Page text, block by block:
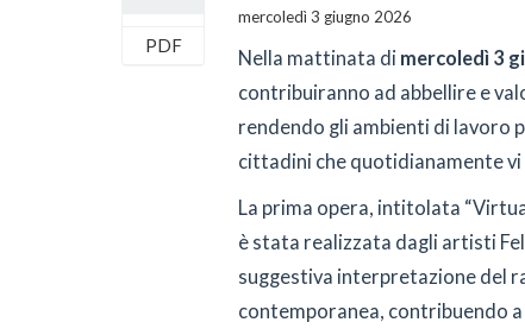
PDF
mercoledì 3 giugno 2026
Nella mattinata di mercoledì 3
contribuiranno ad abbellire e
rendendo gli ambienti di lavoro
cittadini che quotidianamente vi
La prima opera, intitolata
è stata realizzata dagli artisti
suggestiva interpretazione del
contemporanea, contribuendo